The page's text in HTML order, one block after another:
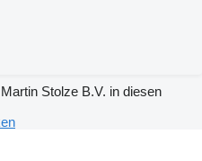
Stolze B.V. in diesen